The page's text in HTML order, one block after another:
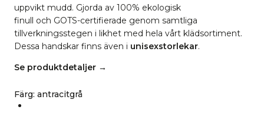
uppvikt mudd. Gjorda av 100% ekologisk
finull och GOTS-certifierade genom samtliga
tillverkningsstegen i likhet med hela vårt klädsortiment.
Dessa handskar finns även i unisexstorlekar.
Se produktdetaljer →
Färg: antracitgrå